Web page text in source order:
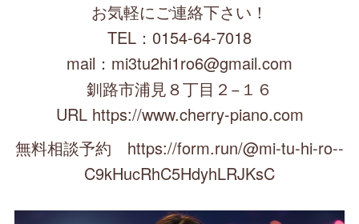
お気軽にご連絡下さい！
TEL：0154-64-7018
mail：mi3tu2hi1ro6@gmail.com
釧路市浦見８丁目２−１６
URL https://www.cherry-piano.com
無料相談予約 https://form.run/@mi-tu-hi-ro--
C9kHucRhC5HdyhLRJKsC